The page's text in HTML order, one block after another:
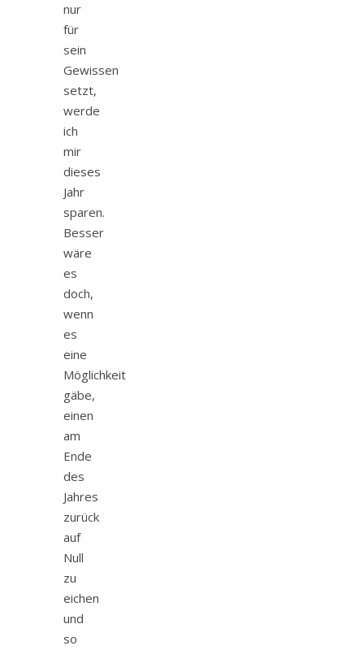
nur
für
sein
Gewissen
setzt,
werde
ich
mir
dieses
Jahr
sparen.
Besser
wäre
es
doch,
wenn
es
eine
Möglichkeit
gäbe,
einen
am
Ende
des
Jahres
zurück
auf
Null
zu
eichen
und
so